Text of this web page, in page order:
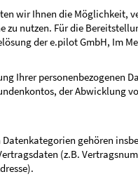
wir Ihnen die Möglichkeit,
zu nutzen. Für die
der e.pilot GmbH, Im
Ihrer personenbezogenen
der Abwicklung
gehören
(z.B.